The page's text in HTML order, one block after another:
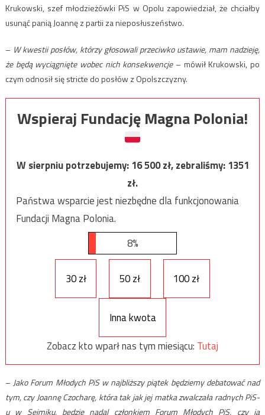
Krukowski, szef młodzieżówki PiS w Opolu zapowiedział, że chciałby
usunąć panią Joannę z partii za nieposłuszeństwo.
– W kwestii posłów, którzy głosowali przeciwko ustawie, mam nadzieję,
że będą wyciągnięte wobec nich konsekwencje– mówił Krukowski, po
czym odnosił się stricte do posłów z Opolszczyzny.
Wspieraj Fundację Magna Polonia!
W sierpniu potrzebujemy:16 500zł, zebraliśmy:1351
zł.
Państwa wsparcie jest niezbędne dla funkcjonowania
Fundacji Magna Polonia.
8%
30 zł 50 zł 100 zł
Inna kwota
Zobacz kto wparł nas tym miesiącu: Tutaj
–Jako Forum Młodych PiS w najbliższy piątek będziemy debatować nad
tym, czy Joannę Czocharę, która tak jak jej matka zwalczała radnych PiS-
u w Sejmiku, będzie nadal członkiem Forum Młodych PiS, czy ją